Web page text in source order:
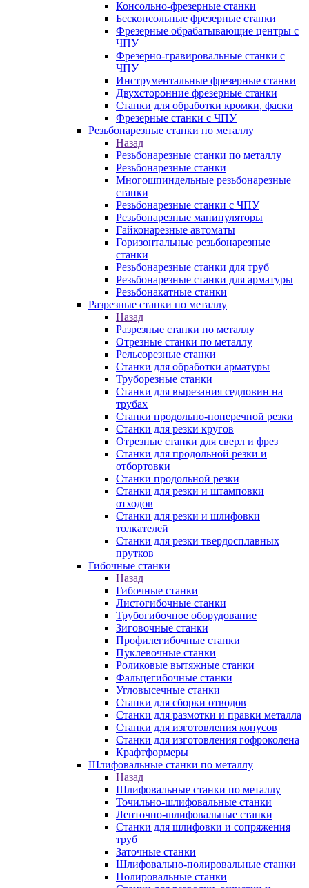
Консольно-фрезерные станки
Бесконсольные фрезерные станки
Фрезерные обрабатывающие центры с
ЧПУ
Фрезерно-гравировальные станки с
ЧПУ
Инструментальные фрезерные станки
Двухсторонние фрезерные станки
Станки для обработки кромки, фаски
Фрезерные станки с ЧПУ
Резьбонарезные станки по металлу
Назад
Резьбонарезные станки по металлу
Резьбонарезные станки
Многошпиндельные резьбонарезные
станки
Резьбонарезные станки с ЧПУ
Резьбонарезные манипуляторы
Гайконарезные автоматы
Горизонтальные резьбонарезные
станки
Резьбонарезные станки для труб
Резьбонарезные станки для арматуры
Резьбонакатные станки
Разрезные станки по металлу
Назад
Разрезные станки по металлу
Отрезные станки по металлу
Рельсорезные станки
Станки для обработки арматуры
Труборезные станки
Станки для вырезания седловин на
трубаx
Станки продольно-поперечной резки
Станки для резки кругов
Отрезные станки для сверл и фрез
Станки для продольной резки и
отбортовки
Станки продольной резки
Станки для резки и штамповки
отходов
Станки для резки и шлифовки
толкателей
Станки для резки твердосплавных
прутков
Гибочные станки
Назад
Гибочные станки
Листогибочные станки
Трубогибочное оборудование
Зиговочные станки
Профилегибочные станки
Пуклевочные станки
Роликовые вытяжные станки
Фальцегибочные станки
Угловысечные станки
Станки для сборки отводов
Станки для размотки и правки металла
Станки для изготовления конусов
Станки для изготовления гофроколена
Крафтформеры
Шлифовальные станки по металлу
Назад
Шлифовальные станки по металлу
Точильно-шлифовальные станки
Ленточно-шлифовальные станки
Станки для шлифовки и сопряжения
труб
Заточные станки
Шлифовально-полировальные станки
Полировальные станки